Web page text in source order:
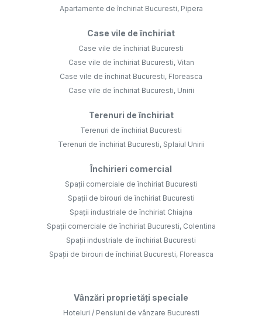
Apartamente de închiriat Bucuresti, Pipera
Case vile de închiriat
Case vile de închiriat Bucuresti
Case vile de închiriat Bucuresti, Vitan
Case vile de închiriat Bucuresti, Floreasca
Case vile de închiriat Bucuresti, Unirii
Terenuri de închiriat
Terenuri de închiriat Bucuresti
Terenuri de închiriat Bucuresti, Splaiul Unirii
Închirieri comercial
Spații comerciale de închiriat Bucuresti
Spații de birouri de închiriat Bucuresti
Spații industriale de închiriat Chiajna
Spații comerciale de închiriat Bucuresti, Colentina
Spații industriale de închiriat Bucuresti
Spații de birouri de închiriat Bucuresti, Floreasca
Vânzări proprietăți speciale
Hoteluri / Pensiuni de vânzare Bucuresti